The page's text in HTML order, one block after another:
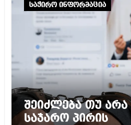
საჭირო ინფორმაცია
შეიძლება თუ არა
საჯარო პირის